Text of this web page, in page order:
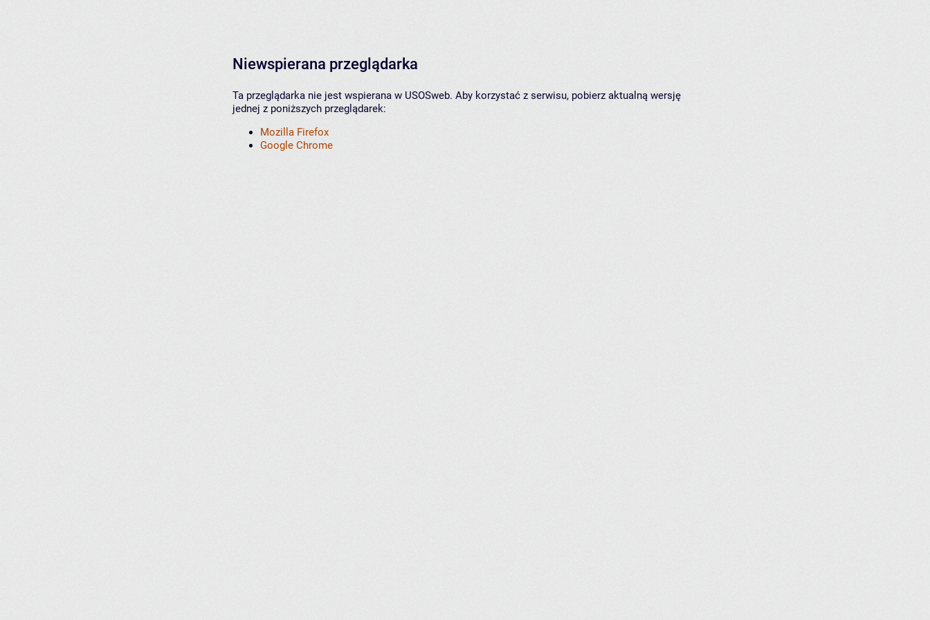
Niewspierana przeglądarka
Ta przeglądarka nie jest wspierana w USOSweb. Aby korzystać z serwisu, pobierz aktualną wersję
jednej z poniższych przeglądarek:
Mozilla Firefox
Google Chrome